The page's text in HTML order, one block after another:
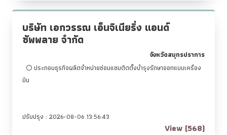
บริษัท เอกวรรณ เอ็นจิเนียริ่ง แอนด์
ซัพพลาย จำกัด
จังหวัดสมุทรปราการ
ประกอบธุรกิจผลิตจำหน่ายซ่อมแซมติดตั้งบำรุงรักษาออกแบบเครื่อง
บิน
ปรับปรุง : 2026-08-06 13:56:43
View (568)